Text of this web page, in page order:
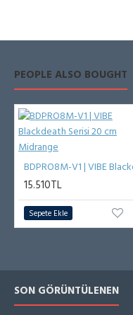
PEOPLE ALSO BOUGHT
15.510TL
Sepete Ekle
SON GÖRÜNTÜLENEN